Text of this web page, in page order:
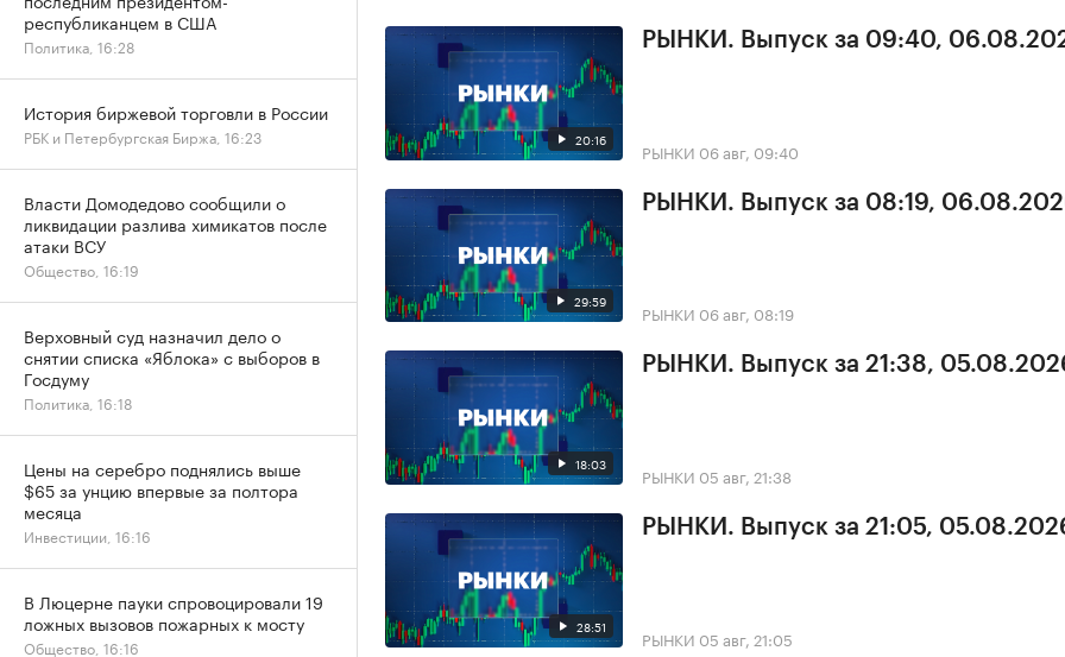
20:16
РЫНКИ. Выпуск за 09:40,
РЫНКИ 06 авг, 09:40
29:59
РЫНКИ. Выпуск за 08:19,
РЫНКИ 06 авг, 08:19
18:03
РЫНКИ. Выпуск за 21:38,
РЫНКИ 05 авг, 21:38
28:51
РЫНКИ. Выпуск за 21:05,
РЫНКИ 05 авг, 21:05
республиканцем в США
Политика, 16:28
История биржевой торговли в России
РБК и Петербургская Биржа, 16:23
Власти Домодедово сообщили о
ликвидации разлива химикатов после
атаки ВСУ
Общество, 16:19
Верховный суд назначил дело о
снятии списка «Яблока» с выборов в
Госдуму
Политика, 16:18
Цены на серебро поднялись выше
$65 за унцию впервые за полтора
месяца
Инвестиции, 16:16
В Люцерне пауки спровоцировали 19
ложных вызовов пожарных к мосту
Общество, 16:16